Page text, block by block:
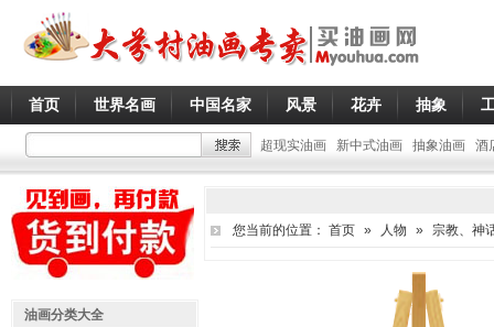
首页 世界名画 中国名家 风景 花卉 抽象
超现实油画 新中式油画 抽象油画 酒
您当前的位置： 首页 » 人物 » 宗教、神
油画分类大全